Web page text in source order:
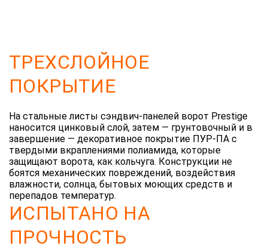
ТРЕХСЛОЙНОЕ
ПОКРЫТИЕ
На стальные листы сэндвич-панелей ворот Prestige
наносится цинковый слой, затем — грунтовочный и в
завершение — декоративное покрытие ПУР-ПА с
твердыми вкраплениями полиамида, которые
защищают ворота, как кольчуга. Конструкции не
боятся механических повреждений, воздействия
влажности, солнца, бытовых моющих средств и
перепадов температур.
ИСПЫТАНО НА
ПРОЧНОСТЬ